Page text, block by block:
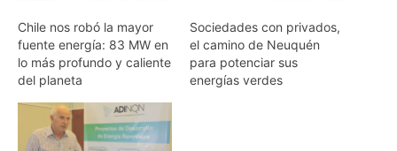
Chile nos robó la mayor
fuente energía: 83 MW en
lo más profundo y caliente
del planeta
Sociedades con privados,
el camino de Neuquén
para potenciar sus
energías verdes